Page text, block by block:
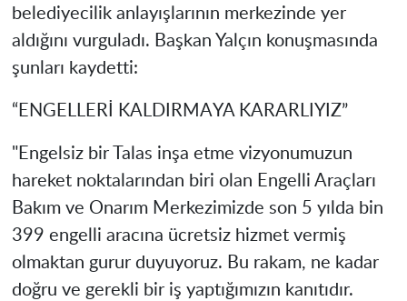
belediyecilik anlayışlarının merkezinde yer
aldığını vurguladı. Başkan Yalçın konuşmasında
şunları kaydetti:
“ENGELLERİ KALDIRMAYA KARARLIYIZ”
"Engelsiz bir Talas inşa etme vizyonumuzun
hareket noktalarından biri olan Engelli Araçları
Bakım ve Onarım Merkezimizde son 5 yılda bin
399 engelli aracına ücretsiz hizmet vermiş
olmaktan gurur duyuyoruz. Bu rakam, ne kadar
doğru ve gerekli bir iş yaptığımızın kanıtıdır.